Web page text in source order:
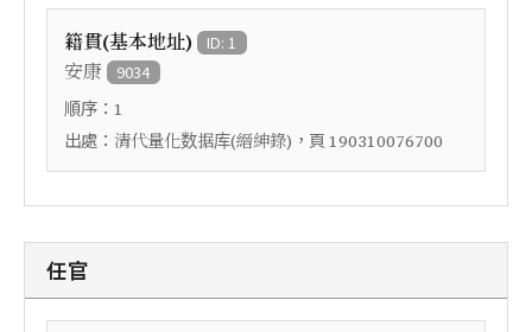
籍貫(基本地址) ID: 1
安康 9034
順序： 1
出處： 清代量化数据库(縉紳錄) ，頁 190310076700
任官